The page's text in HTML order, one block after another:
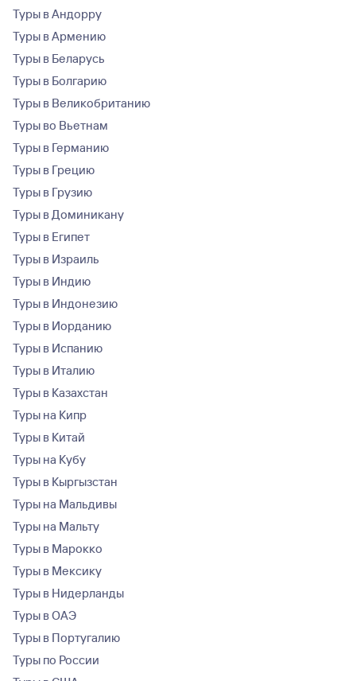
Туры в Андорру
Туры в Армению
Туры в Беларусь
Туры в Болгарию
Туры в Великобританию
Туры во Вьетнам
Туры в Германию
Туры в Грецию
Туры в Грузию
Туры в Доминикану
Туры в Египет
Туры в Израиль
Туры в Индию
Туры в Индонезию
Туры в Иорданию
Туры в Испанию
Туры в Италию
Туры в Казахстан
Туры на Кипр
Туры в Китай
Туры на Кубу
Туры в Кыргызстан
Туры на Мальдивы
Туры на Мальту
Туры в Марокко
Туры в Мексику
Туры в Нидерланды
Туры в ОАЭ
Туры в Португалию
Туры по России